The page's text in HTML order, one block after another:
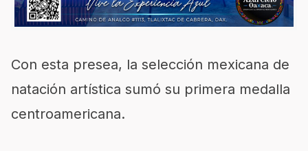
Con esta presea, la selección mexicana de
natación artística sumó su primera medalla
centroamericana.